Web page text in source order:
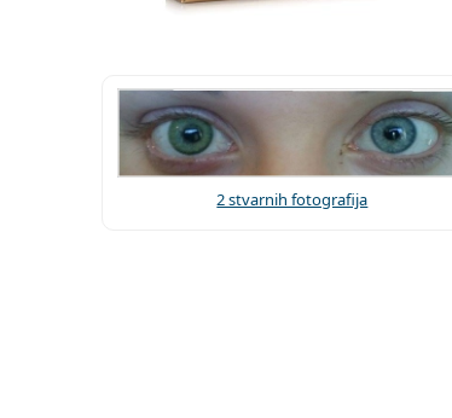
2 stvarnih fotografija